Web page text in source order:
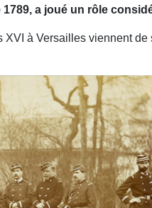
a joué un rôle
à Versailles viennent